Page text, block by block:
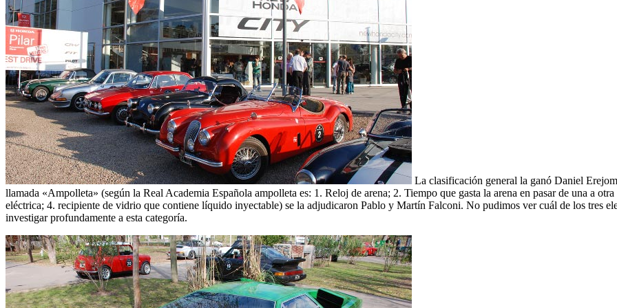
La clasificación general la ganó Daniel
llamada «Ampolleta» (según la Real Academia Española ampolleta es: 1. Reloj de arena; 2. Tiempo que gasta la arena en pasar de una a
eléctrica; 4. recipiente de vidrio que contiene líquido inyectable) se la adjudicaron Pablo y Martín Falconi. No pudimos ver cuál de los tres
investigar profundamente a esta categoría.